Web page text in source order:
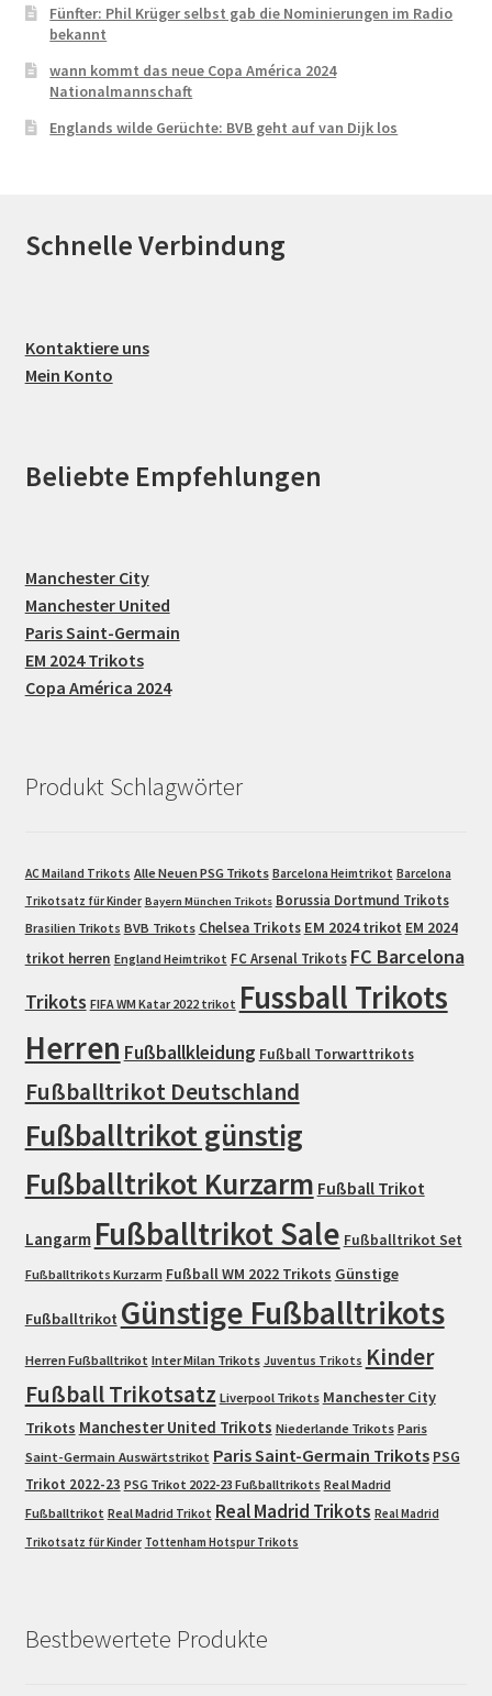
Fünfter: Phil Krüger selbst gab die Nominierungen im Radio
bekannt
wann kommt das neue Copa América 2024
Nationalmannschaft
Englands wilde Gerüchte: BVB geht auf van Dijk los
Schnelle Verbindung
Kontaktiere uns
Mein Konto
Beliebte Empfehlungen
Manchester City
Manchester United
Paris Saint-Germain
EM 2024 Trikots
Copa América 2024
Produkt Schlagwörter
AC Mailand Trikots Alle Neuen PSG Trikots Barcelona Heimtrikot Barcelona
Trikotsatz für Kinder Bayern München Trikots Borussia Dortmund Trikots
Brasilien Trikots BVB Trikots Chelsea Trikots EM 2024 trikot EM 2024
trikot herren England Heimtrikot FC Arsenal Trikots FC Barcelona
Trikots FIFA WM Katar 2022 trikot Fussball Trikots
Herren Fußballkleidung Fußball Torwarttrikots
Fußballtrikot Deutschland
Fußballtrikot günstig
Fußballtrikot Kurzarm Fußball Trikot
Langarm Fußballtrikot Sale Fußballtrikot Set
Fußballtrikots Kurzarm Fußball WM 2022 Trikots Günstige
Fußballtrikot Günstige Fußballtrikots
Herren Fußballtrikot Inter Milan Trikots Juventus Trikots Kinder
Fußball Trikotsatz Liverpool Trikots Manchester City
Trikots Manchester United Trikots Niederlande Trikots Paris
Saint-Germain Auswärtstrikot Paris Saint-Germain Trikots PSG
Trikot 2022-23 PSG Trikot 2022-23 Fußballtrikots Real Madrid
Fußballtrikot Real Madrid Trikot Real Madrid Trikots Real Madrid
Trikotsatz für Kinder Tottenham Hotspur Trikots
Bestbewertete Produkte